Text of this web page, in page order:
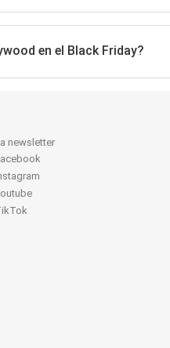
en el Black Friday?
newsletter